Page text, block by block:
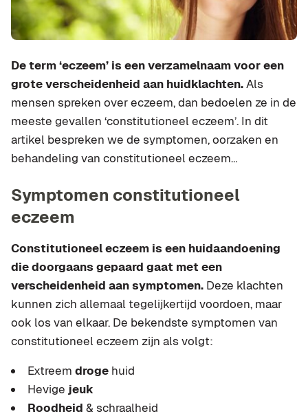
De term ‘eczeem’ is een verzamelnaam voor een
grote verscheidenheid aan huidklachten.Als
mensen spreken over eczeem, dan bedoelen ze in de
meeste gevallen ‘constitutioneel eczeem’. In dit
artikel bespreken we de symptomen, oorzaken en
behandeling van constitutioneel eczeem…
Symptomen constitutioneel
eczeem
Constitutioneel eczeem is een huidaandoening
die doorgaans gepaard gaat met een
verscheidenheid aan symptomen. Deze klachten
kunnen zich allemaal tegelijkertijd voordoen, maar
ook los van elkaar. De bekendste symptomen van
constitutioneel eczeem zijn als volgt:
Extreem droge huid
Hevige jeuk
Roodheid & schraalheid